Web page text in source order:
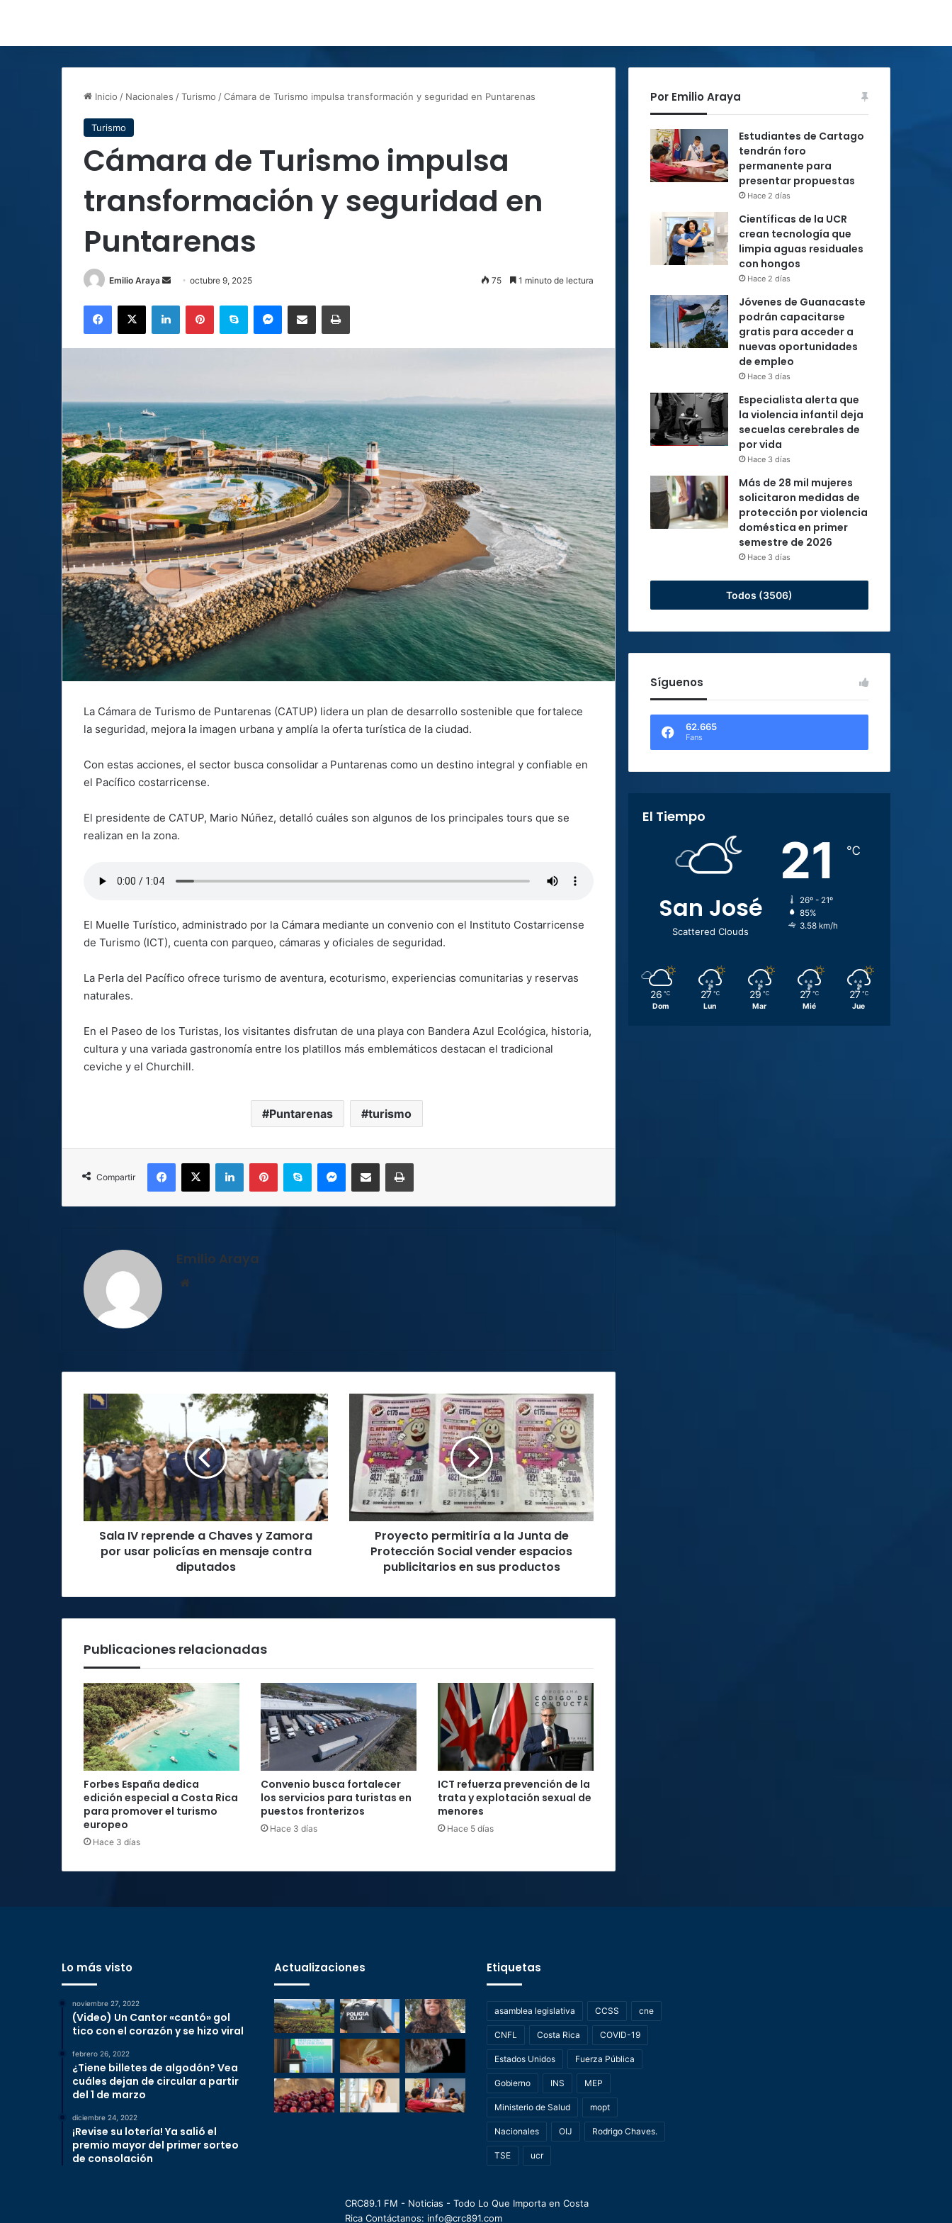
Inicio / Nacionales /Turismo /Cámara de Turismo impulsa transformación y seguridad en Puntarenas
Turismo
Cámara de Turismo impulsa
transformación y seguridad en
Puntarenas
Emilio Araya
Sendoctubre 9, 2025 75 1 minuto de lectura
Facebook
X LinkedInPinterestSkype MessengerCompartir por correo electrónicoImprimir
La Cámara de Turismo de Puntarenas (CATUP) lidera un plan de desarrollo sostenible que fortalece
la seguridad, mejora la imagen urbana y amplía la oferta turística de la ciudad.
Con estas acciones, el sector busca consolidar a Puntarenas como un destino integral y confiable en
el Pacífico costarricense.
El presidente de CATUP, Mario Núñez, detalló cuáles son algunos de los principales tours que se
realizan en la zona.
El Muelle Turístico, administrado por la Cámara mediante un convenio con el Instituto Costarricense
de Turismo (ICT), cuenta con parqueo, cámaras y oficiales de seguridad.
La Perla del Pacífico ofrece turismo de aventura, ecoturismo, experiencias comunitarias y reservas
naturales.
En el Paseo de los Turistas, los visitantes disfrutan de una playa con Bandera Azul Ecológica, historia,
cultura y una variada gastronomía entre los platillos más emblemáticos destacan el tradicional
ceviche y el Churchill.
Puntarenas turismo
Compartir
Facebook
X LinkedInPinterestSkype MessengerCompartir por correo electrónicoImprimir
Emilio Araya
Sala
IV
reprende
a
Chaves
y
por
usar
policías
diputados
Sala IV reprende a Chaves y Zamora
por usar policías en mensaje contra
diputados
Proyecto
permitiría
Junta
de
Protección
Social
vender
espacios
publicitarios
productos
Proyecto permitiría a la Junta de
Protección Social vender espacios
publicitarios en sus productos
Publicaciones relacionadas
Forbes España dedica
edición especial a Costa Rica
para promover el turismo
europeo
Hace 3 días
Convenio busca fortalecer
los servicios para turistas en
puestos fronterizos
Hace 3 días
ICT refuerza prevención de la
trata y explotación sexual de
menores
Hace 5 días
Por Emilio Araya
Estudiantes de Cartago
tendrán foro
permanente para
presentar propuestas
Hace 2 días
Científicas de la UCR
crean tecnología que
limpia aguas residuales
con hongos
Hace 2 días
Jóvenes de Guanacaste
podrán capacitarse
gratis para acceder a
nuevas oportunidades
de empleo
Hace 3 días
Especialista alerta que
la violencia infantil deja
secuelas cerebrales de
por vida
Hace 3 días
Más de 28 mil mujeres
solicitaron medidas de
protección por violencia
doméstica en primer
semestre de 2026
Hace 3 días
Todos (3506)
Síguenos
62.665
Fans
El Tiempo
San José
Scattered Clouds
21 ℃
26º - 21º
85%
3.58 km/h
26 ℃
Dom
27 ℃
Lun
29 ℃
Mar
27 ℃
Mié
27 ℃
Jue
Lo más visto
noviembre 27, 2022
(Video) Un Cantor «cantó» gol
tico con el corazón y se hizo viral
febrero 26, 2022
¿Tiene billetes de algodón? Vea
cuáles dejan de circular a partir
del 1 de marzo
diciembre 24, 2022
¡Revise su lotería! Ya salió el
premio mayor del primer sorteo
de consolación
Actualizaciones Etiquetas
asamblea legislativa CCSS cne
CNFL Costa Rica COVID-19
Estados Unidos Fuerza Pública
Gobierno INS MEP
Ministerio de Salud mopt
Nacionales OIJ Rodrigo Chaves.
TSE ucr
CRC89.1 FM - Noticias - Todo Lo Que Importa en Costa
Rica Contáctanos: info@crc891.com